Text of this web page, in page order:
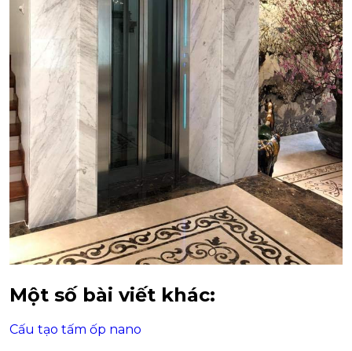
Một số bài viết khác:
Cấu tạo tấm ốp nano